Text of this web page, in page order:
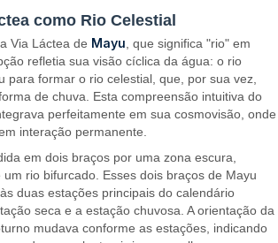
como Rio Celestial
Via Láctea de Mayu, que significa "rio" em
refletia sua visão cíclica da água: o rio
para formar o rio celestial, que, por sua vez,
de chuva. Esta compreensão intuitiva do
perfeitamente em sua cosmovisão, onde
interação permanente.
em dois braços por uma zona escura,
rio bifurcado. Esses dois braços de Mayu
duas estações principais do calendário
seca e a estação chuvosa. A orientação da
mudava conforme as estações, indicando